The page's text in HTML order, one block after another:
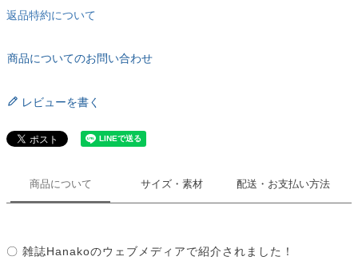
返品特約について
商品についてのお問い合わせ
レビューを書く
商品について サイズ・素材 配送・お支払い方法
〇 雑誌Hanakoのウェブメディアで紹介されました！